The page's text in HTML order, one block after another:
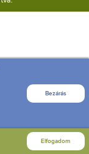
Bezárás
Elfogadom